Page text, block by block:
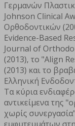
Γερμανών
Johnson Clinical
Ορθοδοντικών
Evidence-Based
Journal of
(2013), το "Align
(2013) και το
Ελληνική
Τα κύρια
αντικείμενα της
χωρίς